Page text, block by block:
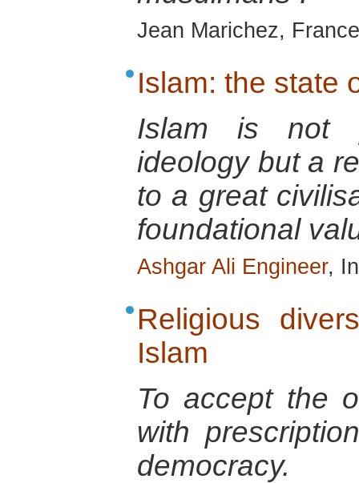
Jean Marichez,
Islam: the state
Islam is not
ideology but a
to a great
foundational
Ashgar Ali Engineer,
Religious
Islam
To accept the
with
democracy.